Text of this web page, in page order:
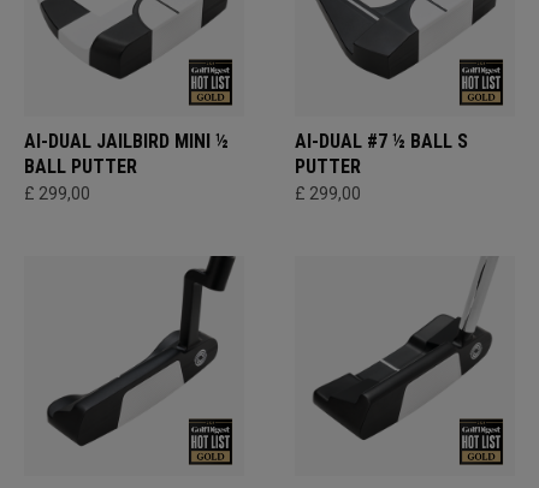
AI-DUAL JAILBIRD MINI ½
BALL PUTTER
£ 299,00
AI-DUAL #7 ½ BALL S
PUTTER
£ 299,00